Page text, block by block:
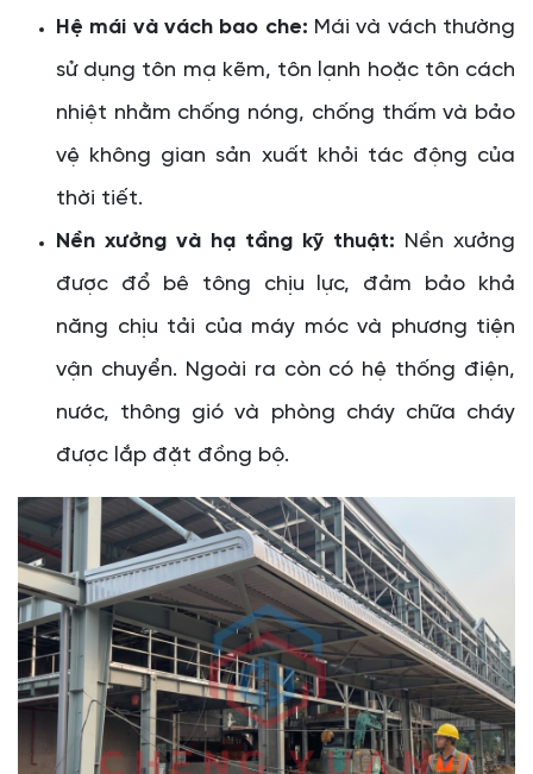
Hệ mái và vách bao che: Mái và vách thường
sử dụng tôn mạ kẽm, tôn lạnh hoặc tôn cách
nhiệt nhằm chống nóng, chống thấm và bảo
vệ không gian sản xuất khỏi tác động của
thời tiết.
Nền xưởng và hạ tầng kỹ thuật: Nền xưởng
được đổ bê tông chịu lực, đảm bảo khả
năng chịu tải của máy móc và phương tiện
vận chuyển. Ngoài ra còn có hệ thống điện,
nước, thông gió và phòng cháy chữa cháy
được lắp đặt đồng bộ.